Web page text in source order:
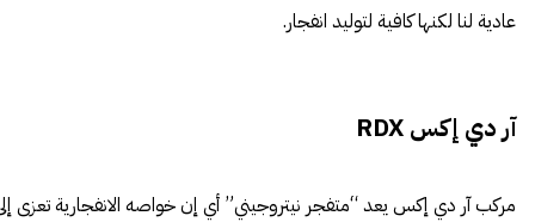
عادية لنا لكنها كافية لتوليد انفجار.
آر دي إكس RDX
مركب آر دي إكس يعد “متفجر نيتروجيني” أي إن خواصه الانفجارية تعزى